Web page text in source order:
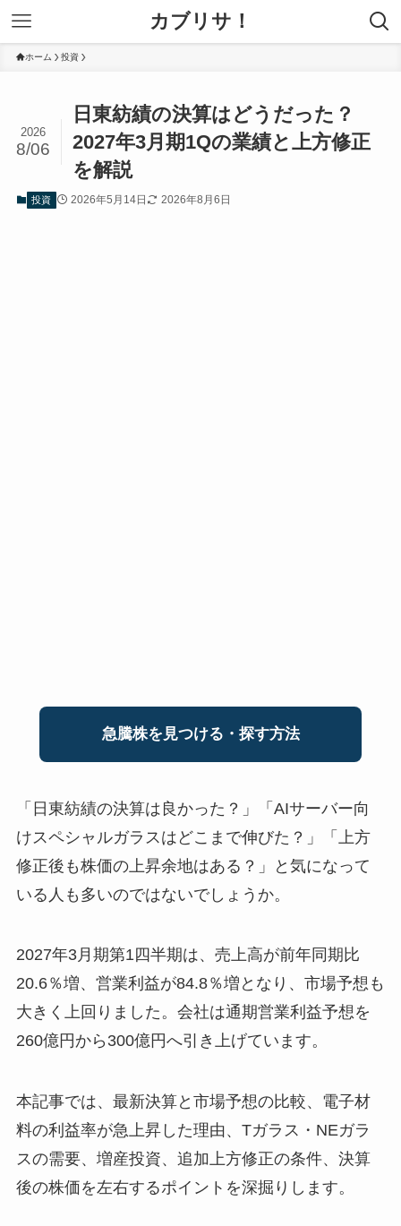
カブリサ！
ホーム 投資
日東紡績の決算はどうだった？
2027年3月期1Qの業績と上方修正
を解説
2026
8/06
投資 2026年5月14日 2026年8月6日
急騰株を見つける・探す方法
「日東紡績の決算は良かった？」「AIサーバー向
けスペシャルガラスはどこまで伸びた？」「上方
修正後も株価の上昇余地はある？」と気になって
いる人も多いのではないでしょうか。
2027年3月期第1四半期は、売上高が前年同期比
20.6％増、営業利益が84.8％増となり、市場予想も
大きく上回りました。会社は通期営業利益予想を
260億円から300億円へ引き上げています。
本記事では、最新決算と市場予想の比較、電子材
料の利益率が急上昇した理由、Tガラス・NEガラ
スの需要、増産投資、追加上方修正の条件、決算
後の株価を左右するポイントを深掘りします。